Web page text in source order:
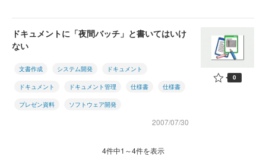
ドキュメントに「夜間バッチ」と書いてはいけ
ない
文書作成 システム開発 ドキュメント
ドキュメント ドキュメント管理 仕様書 仕様書
プレゼン資料 ソフトウェア開発
2007/07/30
0
4件中1～4件を表示